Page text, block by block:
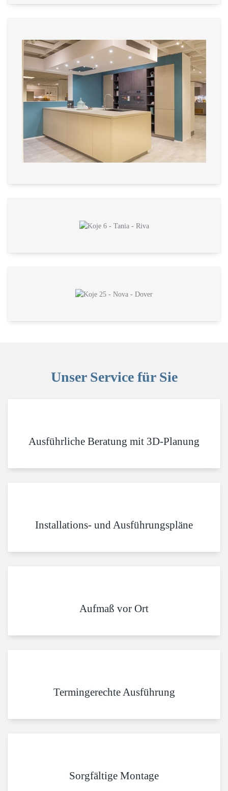
Unser Service für Sie
Ausführliche Beratung mit 3D-Planung
Installations- und Ausführungspläne
Aufmaß vor Ort
Termingerechte Ausführung
Sorgfältige Montage